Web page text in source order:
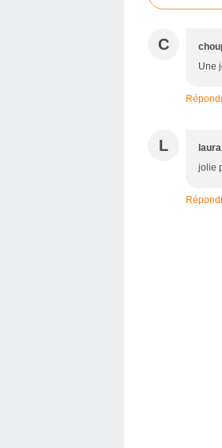
C
Une
L laura
jolie